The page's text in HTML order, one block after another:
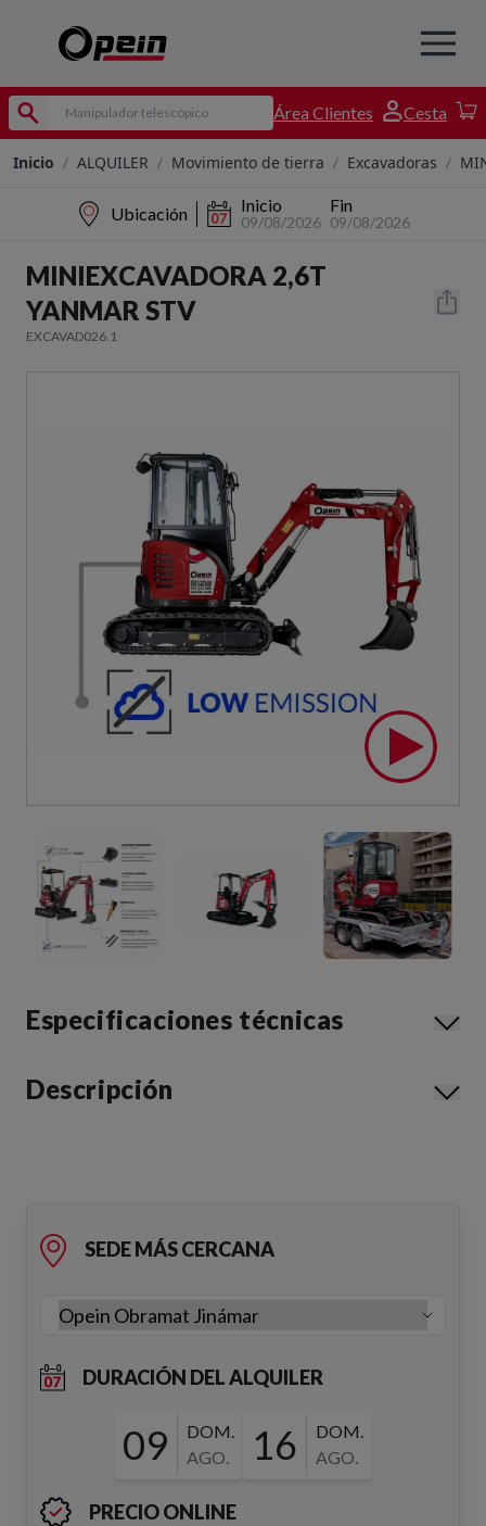
Área Clientes Cesta
Inicio / ALQUILER / Movimiento de tierra / Excavadoras /
Ubicación Inicio
09/08/2026
Fin
09/08/2026
MINIEXCAVADORA 2,6T
YANMAR STV
EXCAVAD026.1
Especificaciones técnicas
Descripción
SEDE MÁS CERCANA
DURACIÓN DEL ALQUILER
09
DOM.
AGO.
16
DOM.
AGO.
PRECIO ONLINE